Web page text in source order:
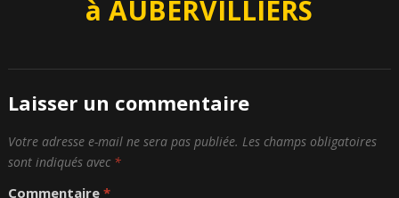
à AUBERVILLIERS
Laisser un commentaire
Votre adresse e-mail ne sera pas publiée. Les champs obligatoires
sont indiqués avec *
Commentaire *